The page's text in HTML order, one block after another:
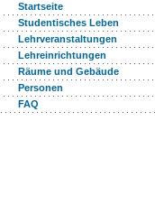
Startseite
Studentisches Leben
Lehrveranstaltungen
Lehreinrichtungen
Räume und Gebäude
Personen
FAQ